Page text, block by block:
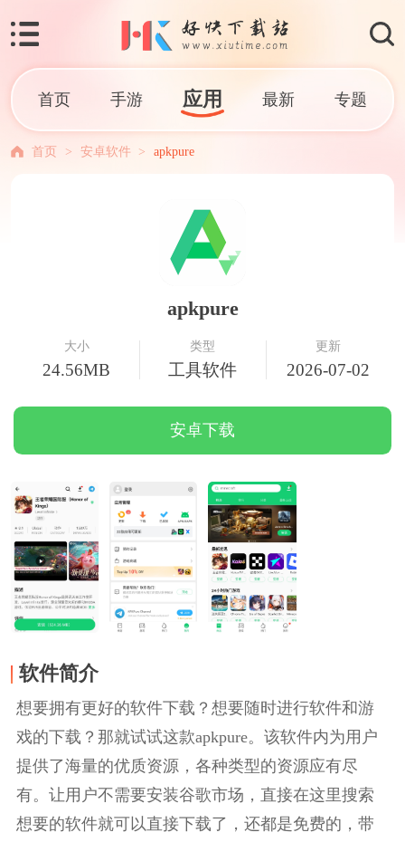
首页 手游 应用 最新 专题
首页 > 安卓软件 > apkpure
apkpure
大小
24.56MB
类型
工具软件
更新
2026-07-02
安卓下载
软件简介
想要拥有更好的软件下载？想要随时进行软件和游
戏的下载？那就试试这款apkpure。该软件内为用户
提供了海量的优质资源，各种类型的资源应有尽
有。让用户不需要安装谷歌市场，直接在这里搜索
想要的软件就可以直接下载了，还都是免费的，带